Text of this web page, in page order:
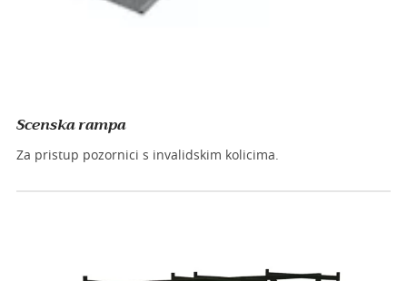
Scenska rampa
Za pristup pozornici s invalidskim kolicima.